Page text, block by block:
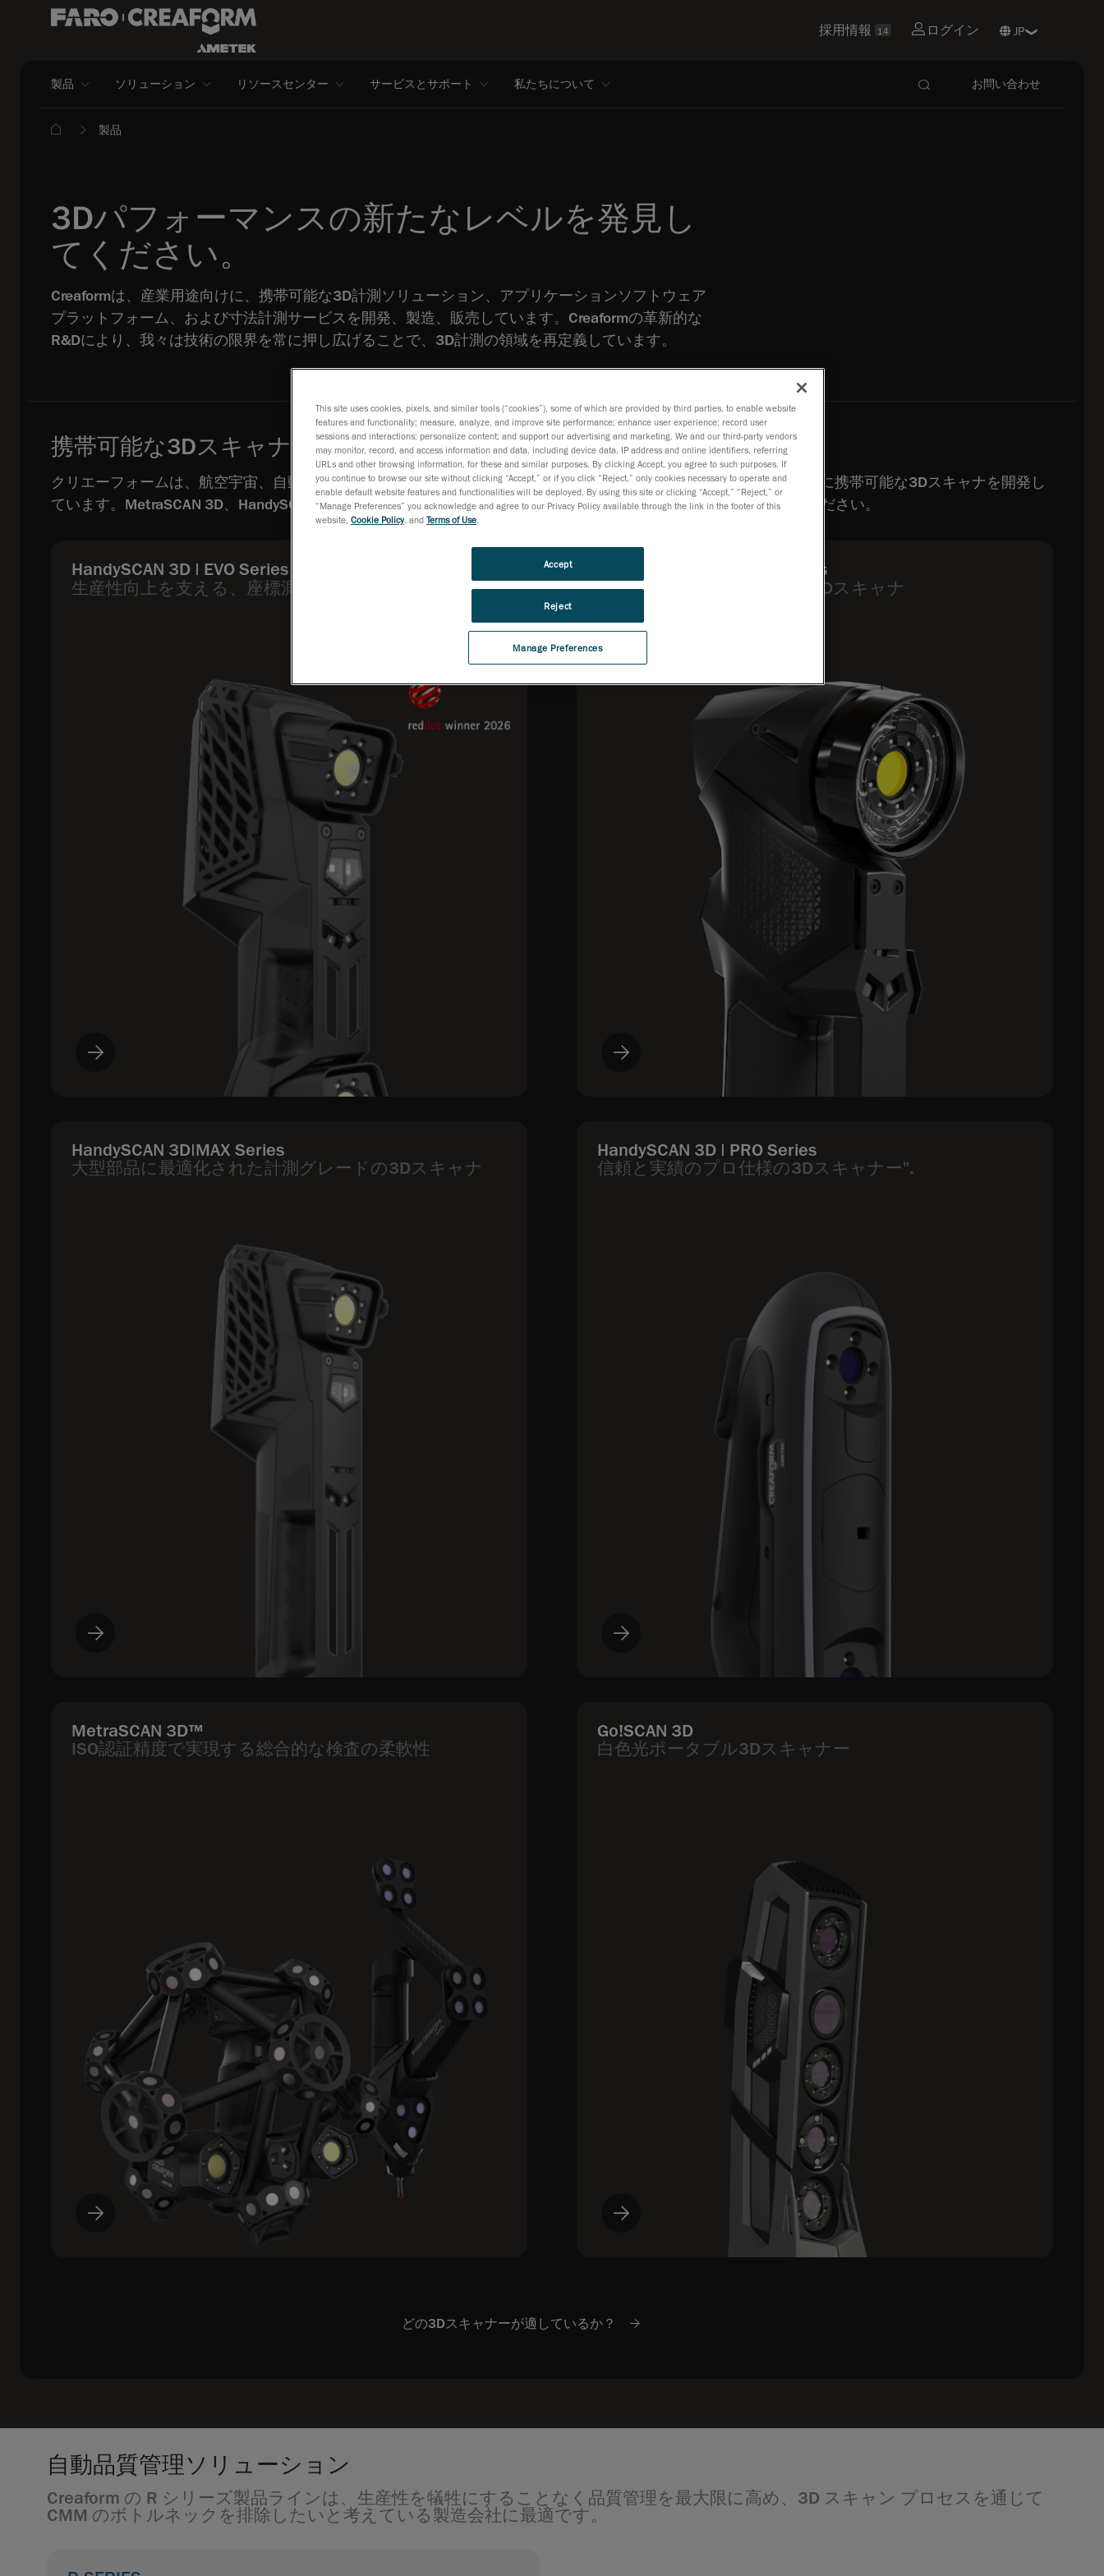
採用情報 14 ログイン
製品 ソリューション リソースセンター サービスとサポート 私たちについて お問い合わせ
製品
3Dパフォーマンスの新たなレベルを発見し
てください。
Creaformは、産業用途向けに、携帯可能な3D計測ソリューション、アプリケーションソフトウェア
プラットフォーム、および寸法計測サービスを開発、製造、販売しています。Creaformの革新的な
R&Dにより、我々は技術の限界を常に押し広げることで、3D計測の領域を再定義しています。
携帯可能な3Dスキャナ
クリエーフォームは、航空宇宙、自動車、石油・ガス産業のニーズに応えるため、さまざまなアプリケーション向けに携帯可能な3Dスキャナを開発し
ています。MetraSCAN 3D、HandySCAN 3D、Go!SCAN 3Dソリューションスイートについて詳しくはお問い合わせください。
HandySCAN 3D | EVO Series
生産性向上を支える、座標測定機品質の3Dスキャナー
HandySCAN 3D BLACK Series
計測グレードのポータブル3Dスキャナ
HandySCAN 3D|MAX Series
大型部品に最適化された計測グレードの3Dスキャナ
HandySCAN 3D | PRO Series
信頼と実績のプロ仕様の3Dスキャナー".
MetraSCAN 3D™
ISO認証精度で実現する総合的な検査の柔軟性
Go!SCAN 3D
白色光ポータブル3Dスキャナー
どの3Dスキャナーが適しているか？
自動品質管理ソリューション
Creaform の R シリーズ製品ラインは、生産性を犠牲にすることなく品質管理を最大限に高め、3D スキャン プロセスを通じて
CMM のボトルネックを排除したいと考えている製造会社に最適です。
This site uses cookies, pixels, and similar tools (“cookies”), some of which are provided by third parties, to enable website
features and functionality; measure, analyze, and improve site performance; enhance user experience; record user
sessions and interactions; personalize content; and support our advertising and marketing. We and our third-party vendors
may monitor, record, and access information and data, including device data, IP address and online identifiers, referring
URLs and other browsing information, for these and similar purposes. By clicking Accept, you agree to such purposes. If
you continue to browse our site without clicking “Accept,” or if you click “Reject,” only cookies necessary to operate and
enable default website features and functionalities will be deployed. By using this site or clicking “Accept,” “Reject,” or
“Manage Preferences” you acknowledge and agree to our Privacy Policy available through the link in the footer of this
website, Cookie Policy, and Terms of Use
Manage Preferences
Reject
Accept